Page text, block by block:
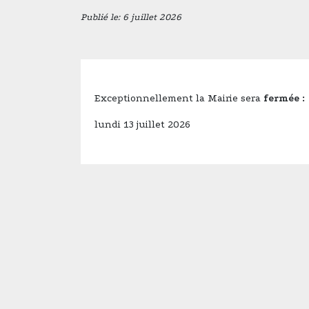
Publié le: 6 juillet 2026
Exceptionnellement la Mairie sera fermée :
lundi 13 juillet 2026